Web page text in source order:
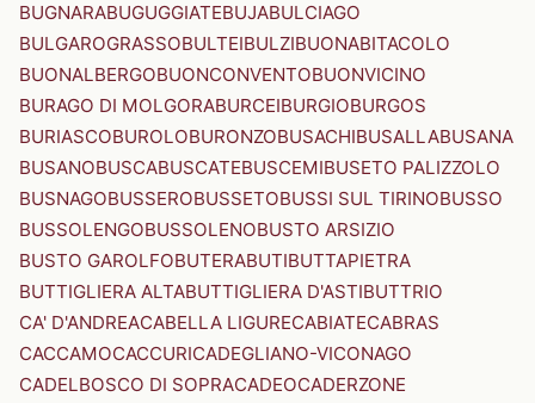
BUGNARABUGUGGIATEBUJABULCIAGO
BULGAROGRASSOBULTEIBULZIBUONABITACOLO
BUONALBERGOBUONCONVENTOBUONVICINO
BURAGO DI MOLGORABURCEIBURGIOBURGOS
BURIASCOBUROLOBURONZOBUSACHIBUSALLABUSANA
BUSANOBUSCABUSCATEBUSCEMIBUSETO PALIZZOLO
BUSNAGOBUSSEROBUSSETOBUSSI SUL TIRINOBUSSO
BUSSOLENGOBUSSOLENOBUSTO ARSIZIO
BUSTO GAROLFOBUTERABUTIBUTTAPIETRA
BUTTIGLIERA ALTABUTTIGLIERA D'ASTIBUTTRIO
CA' D'ANDREACABELLA LIGURECABIATECABRAS
CACCAMOCACCURICADEGLIANO-VICONAGO
CADELBOSCO DI SOPRACADEOCADERZONE